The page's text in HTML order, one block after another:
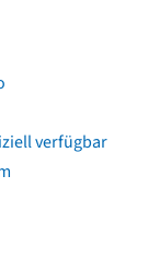
verfügbar